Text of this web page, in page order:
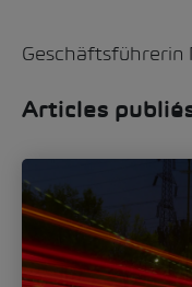
Geschäftsführerin
Articles